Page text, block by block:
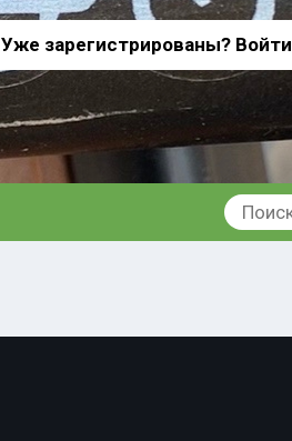
Уже зарегистрированы? Войти